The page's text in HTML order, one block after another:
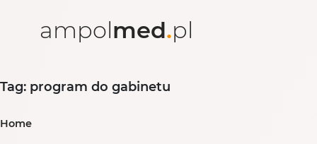
ampolmed.pl
Tag: program do gabinetu
Home